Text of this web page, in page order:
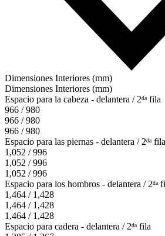
Dimensiones Interiores (mm)
Dimensiones Interiores (mm)
Espacio para la cabeza - delantera / 2ᵈᵃ fila
966 / 980
966 / 980
966 / 980
Espacio para las piernas - delantera / 2ᵈᵃ fila
1,052 / 996
1,052 / 996
1,052 / 996
Espacio para los hombros - delantera / 2ᵈᵃ
1,464 / 1,428
1,464 / 1,428
1,464 / 1,428
Espacio para cadera - delantera / 2ᵈᵃ fila